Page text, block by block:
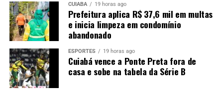
CUIABÁ 19 horas ago
Prefeitura aplica R$ 37,6 mil em multas
e inicia limpeza em condomínio
abandonado
ESPORTES 19 horas ago
Cuiabá vence a Ponte Preta fora de
casa e sobe na tabela da Série B